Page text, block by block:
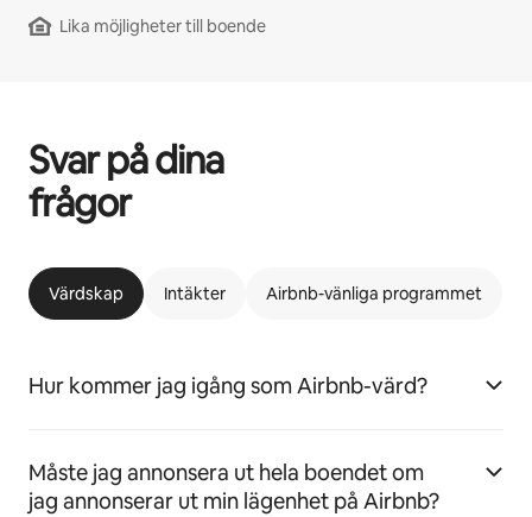
Lika möjligheter till boende
Svar på dina
frågor
Värdskap Intäkter Airbnb-vänliga programmet
Hur kommer jag igång som Airbnb-värd?
Måste jag annonsera ut hela boendet om
jag annonserar ut min lägenhet på Airbnb?